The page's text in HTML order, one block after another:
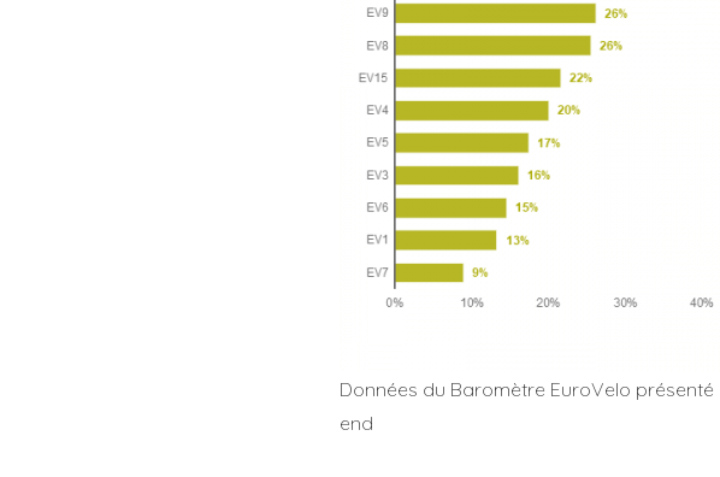
Données du Baromètre EuroVelo
end